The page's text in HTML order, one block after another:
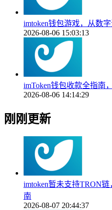
imtoken钱包游戏，从数
2026-08-06 15:03:13
imToken钱包收款全指南
2026-08-06 14:14:29
刚刚更新
imtoken暂未支持TRON
南
2026-08-07 20:44:37